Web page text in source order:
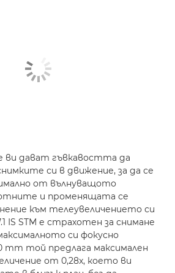
ви дават гъвкавостта да
си в движение, за да се
от вълнуващото
и променящата се
към телеувеличението си
IS STM е страхотен за снимане
си фокусно
mm той предлага максимален
от 0,28x, което ви